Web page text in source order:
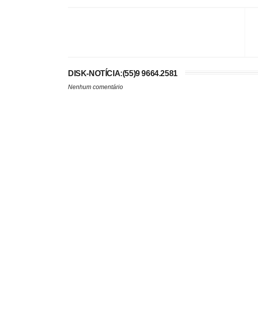
DISK-NOTÍCIA:(55)9 9664.2581
Nenhum comentário